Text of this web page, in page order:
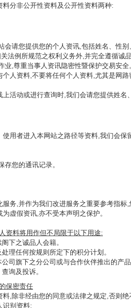
分非公开性资料及公开性资料两种:
会请您提供您的个人资讯,包括姓名、性
关法例所规范之权利义务外,并完全遵循
业,尊重当事人资讯隐密性暨保护交易安
人资料,不要将任何个人资料,尤其是网路
活动或进行查询时,我们会请您提供姓名
使用者进入本网站之路径等资料,我们会
存您的通讯记录。
服务,并作为我们改进服务之重要参考指
虚假资讯,亦不受本声明之保护。
资料将用作但不局限于以下用途:
下之诚品人会籍。
理任何按规则所定下的积分计划。
司旗下之分公司或与合作伙伴推出的产
询及投诉。
保密责任
,除非经由您的同意或法律之规定,否则
识别资料: